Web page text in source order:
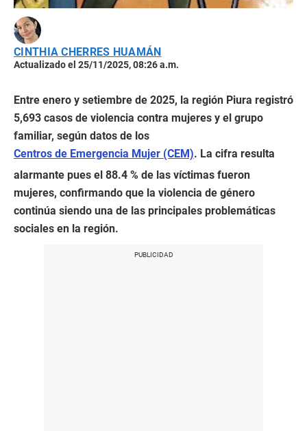
CINTHIA CHERRES HUAMÁN
Actualizado el 25/11/2025, 08:26 a.m.
Entre enero y setiembre de 2025, la región Piura registró
5,693 casos de violencia contra mujeres y el grupo
familiar, según datos de los
Centros de Emergencia Mujer (CEM). La cifra resulta
alarmante pues el 88.4 % de las víctimas fueron
mujeres, confirmando que la violencia de género
continúa siendo una de las principales problemáticas
sociales en la región.